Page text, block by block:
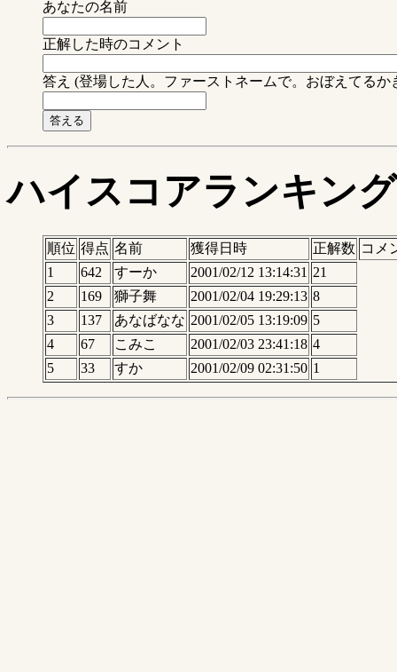
あなたの名前
正解した時のコメント
答え (登場した人。ファーストネームで。おぼえてるか
ハイスコアランキング
順位 得点 名前 獲得日時 正解数 コメ
1
642 すーか 2001/02/12 13:14:31 21
2
169 獅子舞 2001/02/04 19:29:13 8
3
137 あなばなな 2001/02/05 13:19:09 5
4
67 こみこ 2001/02/03 23:41:18 4
5
33 すか 2001/02/09 02:31:50 1